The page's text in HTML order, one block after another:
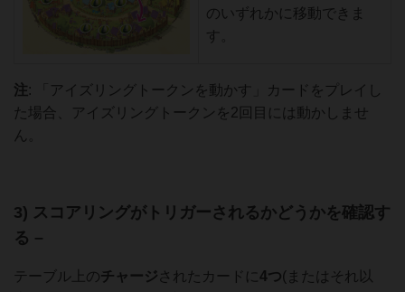
のいずれかに移動できま
す。
注: 「アイズリングトークンを動かす」カードをプレイし
た場合、アイズリングトークンを2回目には動かしませ
ん。
3) スコアリングがトリガーされるかどうかを確認す
る –
テーブル上のチャージされたカードに 4つ(またはそれ以